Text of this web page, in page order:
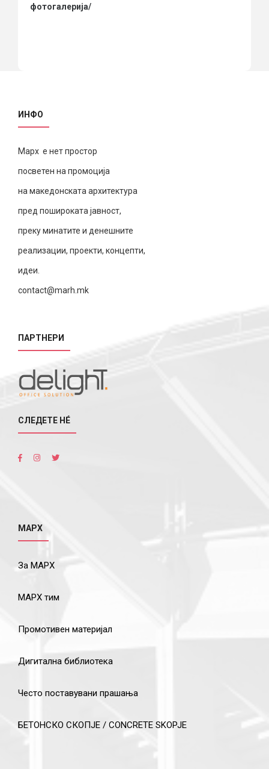
фотогалерија/
ИНФО
Марх е нет простор
посветен на промоција
на македонската архитектура
пред пошироката јавност,
преку минатите и денешните
реализации, проекти, концепти,
идеи.
contact@marh.mk
ПАРТНЕРИ
СЛЕДЕТЕ НÉ
МАРХ
За МАРХ
МАРХ тим
Промотивен материјал
Дигитална библиотека
Често поставувани прашања
БЕТОНСКО СКОПЈЕ / CONCRETE SKOPJE